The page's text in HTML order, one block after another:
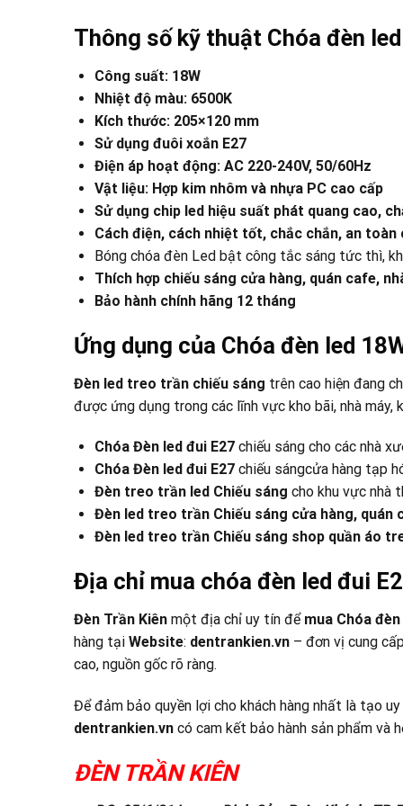
Thông số kỹ thuật Chóa đèn
Công suất: 18W
Nhiệt độ màu: 6500K
Kích thước: 205×120 mm
Sử dụng đuôi xoắn E27
Điện áp hoạt động: AC 220-240V, 50/60Hz
Vật liệu: Hợp kim nhôm và nhựa PC cao cấp
Sử dụng chip led hiệu suất phát quang cao,
Cách điện, cách nhiệt tốt, chắc chắn, an
Bóng chóa đèn Led bật công tắc sáng tức thì,
Thích hợp chiếu sáng cửa hàng, quán cafe,
Bảo hành chính hãng 12 tháng
Ứng dụng của Chóa đèn led
Đèn led treo trần chiếu sáng trên cao hiện đang
được ứng dụng trong các lĩnh vực kho bãi, nhà
Chóa Đèn led đui E27 chiếu sáng cho các nhà
Chóa Đèn led đui E27 chiếu sángcửa hàng tạp
Đèn treo trần led Chiếu sáng cho khu vực nhà
Đèn led treo trần Chiếu sáng cửa hàng, quán
Đèn led treo trần Chiếu sáng shop quần áo
Địa chỉ mua chóa đèn led đui
Đèn Trần Kiên một địa chỉ uy tín để mua Chóa
hàng tại Website: dentrankien.vn – đơn vị cung
cao, nguồn gốc rõ ràng.
Để đảm bảo quyền lợi cho khách hàng nhất là tạo
dentrankien.vn có cam kết bảo hành sản phẩm và
ĐÈN TRẦN KIÊN